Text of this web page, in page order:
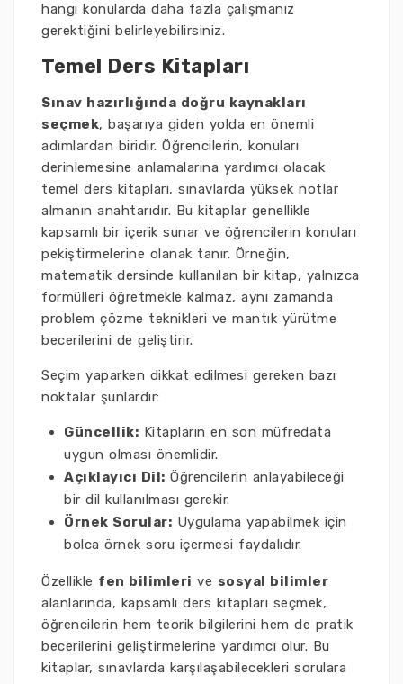
hangi konularda daha fazla çalışmanız
gerektiğini belirleyebilirsiniz.
Temel Ders Kitapları
Sınav hazırlığında doğru kaynakları
seçmek, başarıya giden yolda en önemli
adımlardan biridir. Öğrencilerin, konuları
derinlemesine anlamalarına yardımcı olacak
temel ders kitapları, sınavlarda yüksek notlar
almanın anahtarıdır. Bu kitaplar genellikle
kapsamlı bir içerik sunar ve öğrencilerin konuları
pekiştirmelerine olanak tanır. Örneğin,
matematik dersinde kullanılan bir kitap, yalnızca
formülleri öğretmekle kalmaz, aynı zamanda
problem çözme teknikleri ve mantık yürütme
becerilerini de geliştirir.
Seçim yaparken dikkat edilmesi gereken bazı
noktalar şunlardır:
Güncellik: Kitapların en son müfredata
uygun olması önemlidir.
Açıklayıcı Dil: Öğrencilerin anlayabileceği
bir dil kullanılması gerekir.
Örnek Sorular: Uygulama yapabilmek için
bolca örnek soru içermesi faydalıdır.
Özellikle fen bilimleri ve sosyal bilimler
alanlarında, kapsamlı ders kitapları seçmek,
öğrencilerin hem teorik bilgilerini hem de pratik
becerilerini geliştirmelerine yardımcı olur. Bu
kitaplar, sınavlarda karşılaşabilecekleri sorulara